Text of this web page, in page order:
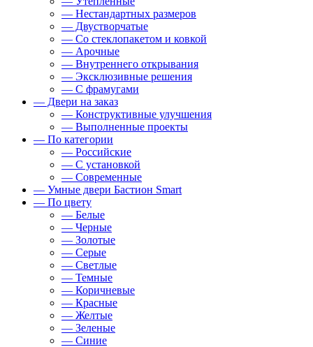
— Нестандартных размеров
— Двустворчатые
— Со стеклопакетом и ковкой
— Арочные
— Внутреннего открывания
— Эксклюзивные решения
— С фрамугами
— Двери на заказ
— Конструктивные улучшения
— Выполненные проекты
— По категории
— Российские
— С установкой
— Современные
— Умные двери Бастион Smart
— По цвету
— Белые
— Черные
— Золотые
— Серые
— Светлые
— Темные
— Коричневые
— Красные
— Желтые
— Зеленые
— Синие